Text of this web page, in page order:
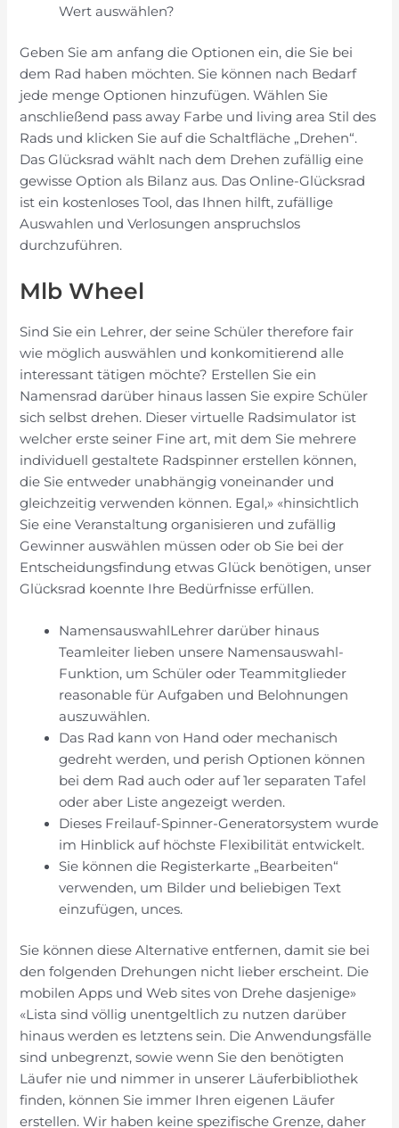
Wert auswählen?
Geben Sie am anfang die Optionen ein, die Sie bei
dem Rad haben möchten. Sie können nach Bedarf
jede menge Optionen hinzufügen. Wählen Sie
anschließend pass away Farbe und living area Stil des
Rads und klicken Sie auf die Schaltfläche „Drehen“.
Das Glücksrad wählt nach dem Drehen zufällig eine
gewisse Option als Bilanz aus. Das Online-Glücksrad
ist ein kostenloses Tool, das Ihnen hilft, zufällige
Auswahlen und Verlosungen anspruchslos
durchzuführen.
Mlb Wheel
Sind Sie ein Lehrer, der seine Schüler therefore fair
wie möglich auswählen und konkomitierend alle
interessant tätigen möchte? Erstellen Sie ein
Namensrad darüber hinaus lassen Sie expire Schüler
sich selbst drehen. Dieser virtuelle Radsimulator ist
welcher erste seiner Fine art, mit dem Sie mehrere
individuell gestaltete Radspinner erstellen können,
die Sie entweder unabhängig voneinander und
gleichzeitig verwenden können. Egal,» «hinsichtlich
Sie eine Veranstaltung organisieren und zufällig
Gewinner auswählen müssen oder ob Sie bei der
Entscheidungsfindung etwas Glück benötigen, unser
Glücksrad koennte Ihre Bedürfnisse erfüllen.
NamensauswahlLehrer darüber hinaus
Teamleiter lieben unsere Namensauswahl-
Funktion, um Schüler oder Teammitglieder
reasonable für Aufgaben und Belohnungen
auszuwählen.
Das Rad kann von Hand oder mechanisch
gedreht werden, und perish Optionen können
bei dem Rad auch oder auf 1er separaten Tafel
oder aber Liste angezeigt werden.
Dieses Freilauf-Spinner-Generatorsystem wurde
im Hinblick auf höchste Flexibilität entwickelt.
Sie können die Registerkarte „Bearbeiten“
verwenden, um Bilder und beliebigen Text
einzufügen, unces.
Sie können diese Alternative entfernen, damit sie bei
den folgenden Drehungen nicht lieber erscheint. Die
mobilen Apps und Web sites von Drehe dasjenige»
«Lista sind völlig unentgeltlich zu nutzen darüber
hinaus werden es letztens sein. Die Anwendungsfälle
sind unbegrenzt, sowie wenn Sie den benötigten
Läufer nie und nimmer in unserer Läuferbibliothek
finden, können Sie immer Ihren eigenen Läufer
erstellen. Wir haben keine spezifische Grenze, daher